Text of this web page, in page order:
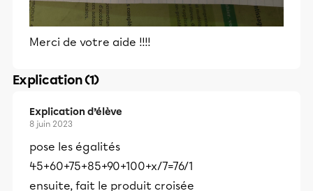
Merci de votre aide !!!!
Explication (1)
Explication d’élève
8 juin 2023
pose les égalités
45+60+75+85+90+100+x/7=76/1
ensuite, fait le produit croisée